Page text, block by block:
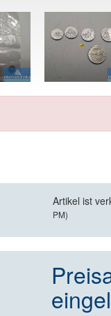
Artikel ist
PM)